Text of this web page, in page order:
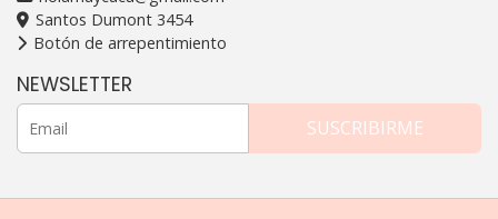
Santos Dumont 3454
Botón de arrepentimiento
NEWSLETTER
SUSCRIBIRME